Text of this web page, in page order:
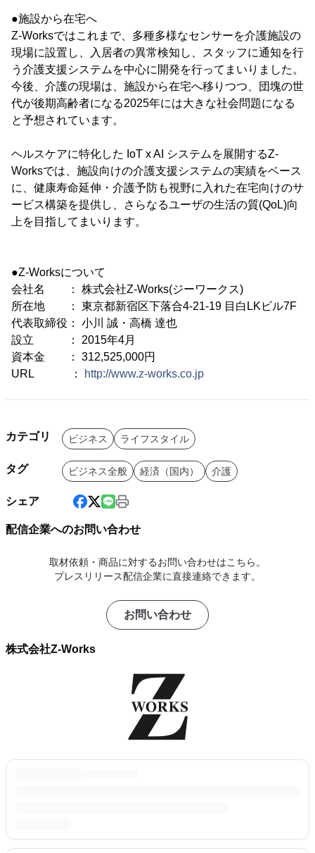
●施設から在宅へ
Z-Worksではこれまで、多種多様なセンサーを介護施設の
現場に設置し、入居者の異常検知し、スタッフに通知を行
う介護支援システムを中心に開発を行ってまいりました。
今後、介護の現場は、施設から在宅へ移りつつ、団塊の世
代が後期高齢者になる2025年には大きな社会問題になる
と予想されています。
ヘルスケアに特化した IoT x AI システムを展開するZ-
Worksでは、施設向けの介護支援システムの実績をベース
に、健康寿命延伸・介護予防も視野に入れた在宅向けのサ
ービス構築を提供し、さらなるユーザの生活の質(QoL)向
上を目指してまいります。
●Z-Worksについて
会社名 ： 株式会社Z-Works(ジーワークス)
所在地 ： 東京都新宿区下落合4-21-19 目白LKビル7F
代表取締役： 小川 誠・高橋 達也
設立 ： 2015年4月
資本金 ： 312,525,000円
URL ：
http://www.z-works.co.jp
カテゴリ ビジネス ライフスタイル
タグ ビジネス全般 経済（国内） 介護
シェア
配信企業へのお問い合わせ
取材依頼・商品に対するお問い合わせはこちら。
プレスリリース配信企業に直接連絡できます。
お問い合わせ
株式会社Z-Works